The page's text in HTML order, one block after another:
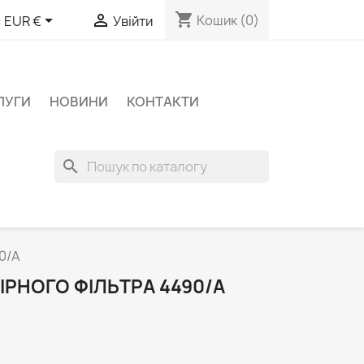
EUR €  Увійти shopping_cart Кошик (0)
НОВИНИ
КОНТАКТИ
search
A
ФІЛЬТРА 4490/A